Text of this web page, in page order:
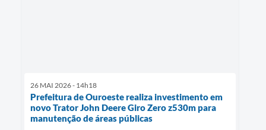
26 MAI 2026 - 14h18
Prefeitura de Ouroeste realiza investimento em
novo Trator John Deere Giro Zero z530m para
manutenção de áreas públicas